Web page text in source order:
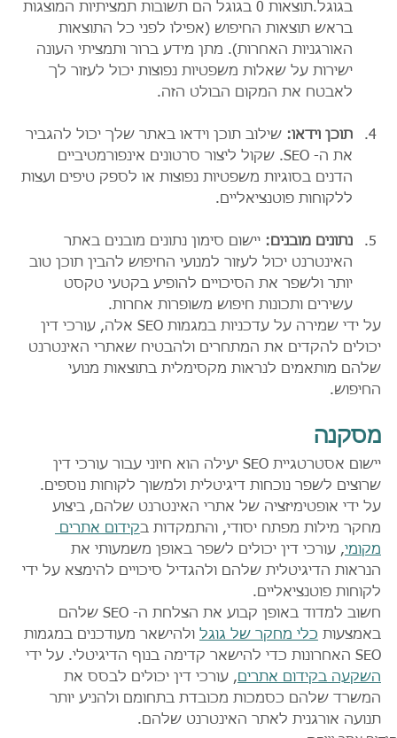
בגוגל.תוצאות 0 בגוגל הם תשובות תמציתיות המוצגות
בראש תוצאות החיפוש (אפילו לפני כל התוצאות
האורגניות האחרות). מתן מידע ברור ותמציתי העונה
ישירות על שאלות משפטיות נפוצות יכול לעזור לך
לאבטח את המקום הבולט הזה.
תוכן וידאו: שילוב תוכן וידאו באתר שלך יכול להגביר
את ה- SEO. שקול ליצור סרטונים אינפורמטיביים
הדנים בסוגיות משפטיות נפוצות או לספק טיפים ועצות
ללקוחות פוטנציאליים.
נתונים מובנים: יישום סימון נתונים מובנים באתר
האינטרנט יכול לעזור למנועי החיפוש להבין תוכן טוב
יותר ולשפר את הסיכויים להופיע בקטעי טקסט
עשירים ותכונות חיפוש משופרות אחרות.
על ידי שמירה על עדכניות במגמות SEO אלה, עורכי דין
יכולים להקדים את המתחרים ולהבטיח שאתרי האינטרנט
שלהם מותאמים לנראות מקסימלית בתוצאות מנועי
החיפוש.
מסקנה
יישום אסטרטגיית SEO יעילה הוא חיוני עבור עורכי דין
שרוצים לשפר נוכחות דיגיטלית ולמשוך לקוחות נוספים.
על ידי אופטימיזציה של אתרי האינטרנט שלהם, ביצוע
מחקר מילות מפתח יסודי, והתמקדות בקידום אתרים
מקומי, עורכי דין יכולים לשפר באופן משמעותי את
הנראות הדיגיטלית שלהם ולהגדיל סיכויים להימצא על ידי
לקוחות פוטנציאליים.
חשוב למדוד באופן קבוע את הצלחת ה- SEO שלהם
באמצעות כלי מחקר של גוגל ולהישאר מעודכנים במגמות
SEO האחרונות כדי להישאר קדימה בנוף הדיגיטלי. על ידי
השקעה בקידום אתרים, עורכי דין יכולים לבסס את
המשרד שלהם כסמכות מכובדת בתחומם ולהניע יותר
תנועה אורגנית לאתר האינטרנט שלהם.